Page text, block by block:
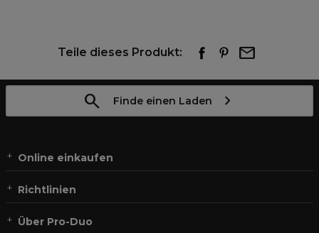
Teile dieses Produkt:
Finde einen Laden
Online einkaufen
Richtlinien
Über Pro-Duo